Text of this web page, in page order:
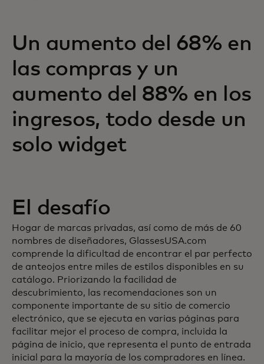
Un aumento del 68% en
las compras y un
aumento del 88% en los
ingresos, todo desde un
solo widget
El desafío
Hogar de marcas privadas, así como de más de 60
nombres de diseñadores, GlassesUSA.com
comprende la dificultad de encontrar el par perfecto
de anteojos entre miles de estilos disponibles en su
catálogo. Priorizando la facilidad de
descubrimiento, las recomendaciones son un
componente importante de su sitio de comercio
electrónico, que se ejecuta en varias páginas para
facilitar mejor el proceso de compra, incluida la
página de inicio, que representa el punto de entrada
inicial para la mayoría de los compradores en línea.